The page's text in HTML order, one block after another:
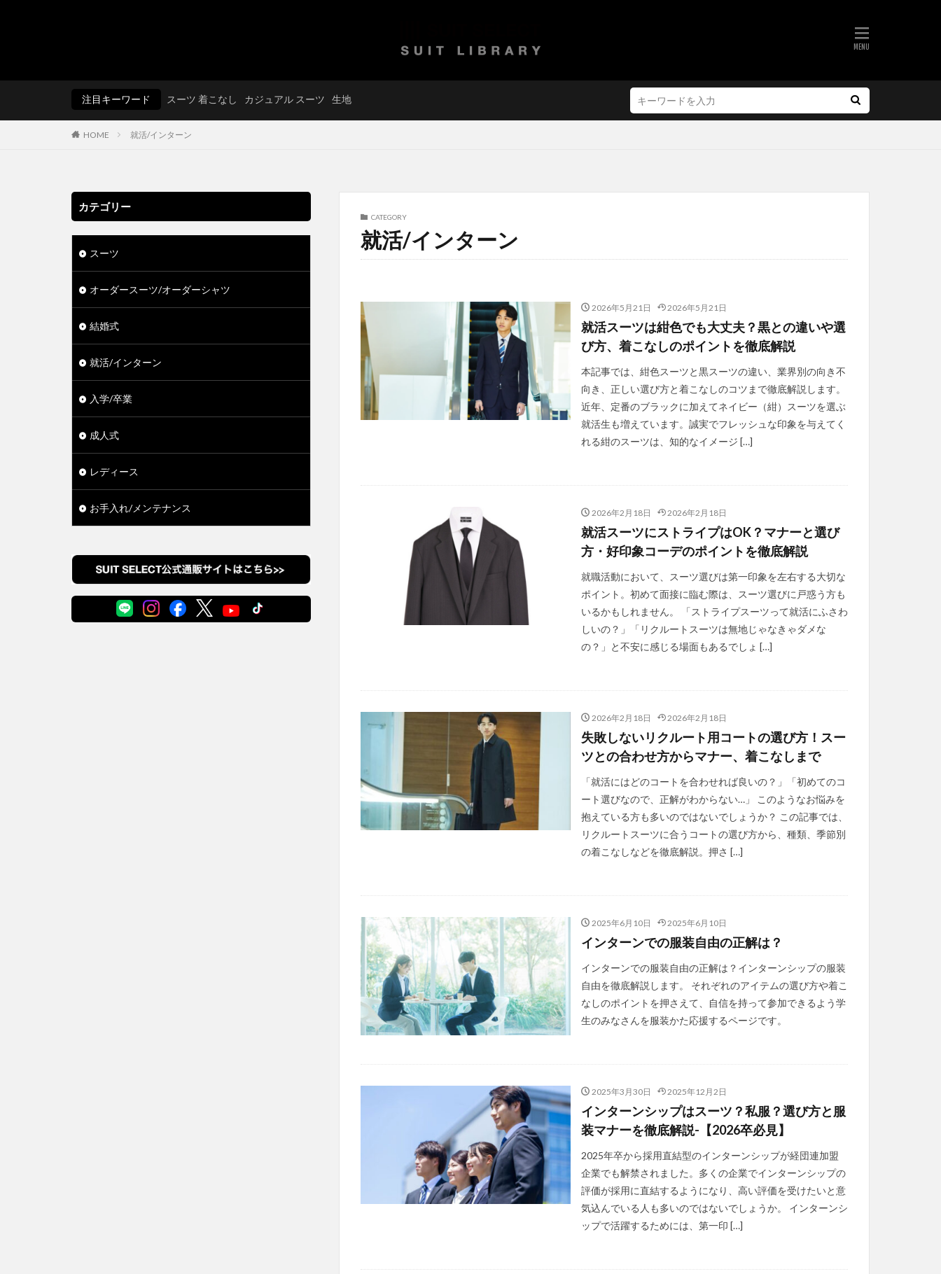
注目キーワード スーツ 着こなし カジュアル スーツ 生地
HOME 就活/インターン
CATEGORY
就活/インターン
2026年5月21日 2026年5月21日
就活スーツは紺色でも大丈夫？黒との違いや選
び方、着こなしのポイントを徹底解説
本記事では、紺色スーツと黒スーツの違い、業界別の向き不
向き、正しい選び方と着こなしのコツまで徹底解説します。
近年、定番のブラックに加えてネイビー（紺）スーツを選ぶ
就活生も増えています。誠実でフレッシュな印象を与えてく
れる紺のスーツは、知的なイメージ […]
2026年2月18日 2026年2月18日
就活スーツにストライプはOK？マナーと選び
方・好印象コーデのポイントを徹底解説
就職活動において、スーツ選びは第一印象を左右する大切な
ポイント。初めて面接に臨む際は、スーツ選びに戸惑う方も
いるかもしれません。 「ストライプスーツって就活にふさわ
しいの？」「リクルートスーツは無地じゃなきゃダメな
の？」と不安に感じる場面もあるでしょ […]
2026年2月18日 2026年2月18日
失敗しないリクルート用コートの選び方！スー
ツとの合わせ方からマナー、着こなしまで
「就活にはどのコートを合わせれば良いの？」「初めてのコ
ート選びなので、正解がわからない…」 このようなお悩みを
抱えている方も多いのではないでしょうか？ この記事では、
リクルートスーツに合うコートの選び方から、種類、季節別
の着こなしなどを徹底解説。押さ […]
2025年6月10日 2025年6月10日
インターンでの服装自由の正解は？
インターンでの服装自由の正解は？インターンシップの服装
自由を徹底解説します。 それぞれのアイテムの選び方や着こ
なしのポイントを押さえて、自信を持って参加できるよう学
生のみなさんを服装かた応援するページです。
2025年3月30日 2025年12月2日
インターンシップはスーツ？私服？選び方と服
装マナーを徹底解説-【2026卒必見】
2025年卒から採用直結型のインターンシップが経団連加盟
企業でも解禁されました。多くの企業でインターンシップの
評価が採用に直結するようになり、高い評価を受けたいと意
気込んでいる人も多いのではないでしょうか。 インターンシ
ップで活躍するためには、第一印 […]
カテゴリー
スーツ
オーダースーツ/オーダーシャツ
結婚式
就活/インターン
入学/卒業
成人式
レディース
お手入れ/メンテナンス